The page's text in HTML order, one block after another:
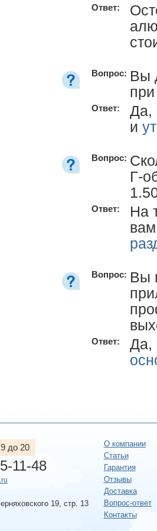
Ответ:
Вопрос: Вы
Ответ:
Да,
и
Вопрос:
Г-
Ответ:
На
Вопрос: Вы
Ответ:
Да,
до 20
11-48
19, стр. 13
О компании
Статьи
Гарантия
Отзывы
Доставка
Вопрос-ответ
Контакты